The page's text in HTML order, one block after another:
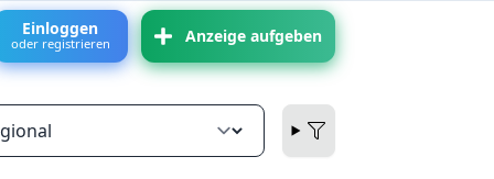
Einloggen
oder registrieren Anzeige aufgeben